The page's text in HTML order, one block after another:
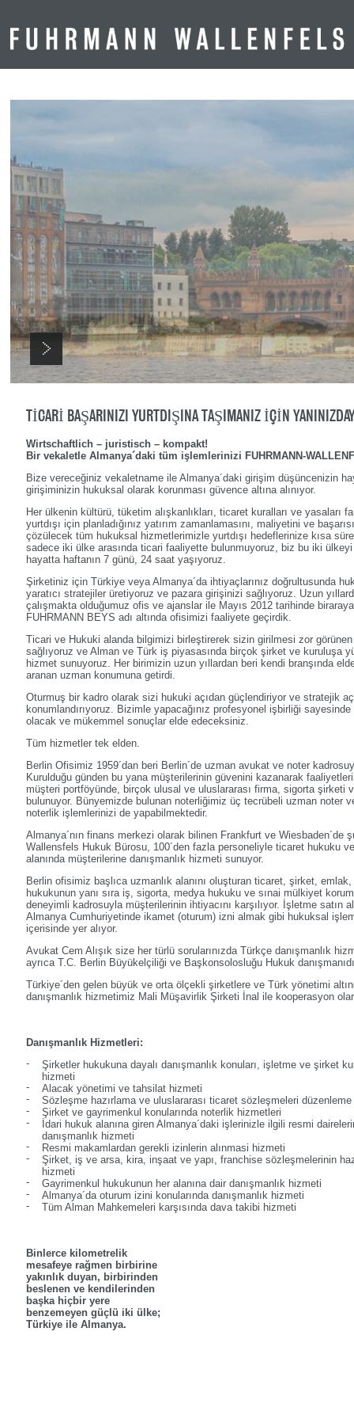
TICARI BAŞARINIZI YURTDIŞINA TAŞIMANIZ IÇIN
Wirtschaftlich – juristisch – kompakt!
Bir vekaletle Almanya´daki tüm işlemlerinizi FUHRMANN-
Bize vereceğiniz vekaletname ile Almanya´daki girişim düşüncenizin
girişiminizin hukuksal olarak korunması güvence altına alınıyor.
Her ülkenin kültürü, tüketim alışkanlıkları, ticaret kuralları ve yasaları
yurtdışı için planladığınız yatırım zamanlamasını, maliyetini ve
çözülecek tüm hukuksal hizmetlerimizle yurtdışı hedeflerinize kısa
sadece iki ülke arasında ticari faaliyette bulunmuyoruz, biz bu iki
hayatta haftanın 7 günü, 24 saat yaşıyoruz.
Şirketiniz için Türkiye veya Almanya´da ihtiyaçlarınız doğrultusunda
yaratıcı stratejiler üretiyoruz ve pazara girişinizi sağlıyoruz. Uzun
çalışmakta olduğumuz ofis ve ajanslar ile Mayıs 2012 tarihinde
FUHRMANN BEYS adı altında ofisimizi faaliyete geçirdik.
Ticari ve Hukuki alanda bilgimizi birleştirerek sizin girilmesi zor
sağlıyoruz ve Alman ve Türk iş piyasasında birçok şirket ve kuruluşa
hizmet sunuyoruz. Her birimizin uzun yıllardan beri kendi branşında
aranan uzman konumuna getirdi.
Oturmuş bir kadro olarak sizi hukuki açıdan güçlendiriyor ve stratejik
konumlandırıyoruz. Bizimle yapacağınız profesyonel işbirliği sayesinde
olacak ve mükemmel sonuçlar elde edeceksiniz.
Tüm hizmetler tek elden.
Berlin Ofisimiz 1959´dan beri Berlin´de uzman avukat ve noter
Kurulduğu günden bu yana müşterilerinin güvenini kazanarak
müşteri portföyünde, birçok ulusal ve uluslararası firma, sigorta şirketi
bulunuyor. Bünyemizde bulunan noterliğimiz üç tecrübeli uzman noter
noterlik işlemlerinizi de yapabilmektedir.
Almanya´nın finans merkezi olarak bilinen Frankfurt ve Wiesbaden´de
Wallensfels Hukuk Bürosu, 100´den fazla personeliyle ticaret hukuku
alanında müşterilerine danışmanlık hizmeti sunuyor.
Berlin ofisimiz başlıca uzmanlık alanını oluşturan ticaret, şirket,
hukukunun yanı sıra iş, sigorta, medya hukuku ve sınai mülkiyet
deneyimli kadrosuyla müşterilerinin ihtiyacını karşılıyor. İşletme satın
Almanya Cumhuriyetinde ikamet (oturum) izni almak gibi hukuksal
içerisinde yer alıyor.
Avukat Cem Alışık size her türlü sorularınızda Türkçe danışmanlık
ayrıca T.C. Berlin Büyükelçiliği ve Başkonsolosluğu Hukuk
Türkiye´den gelen büyük ve orta ölçekli şirketlere ve Türk yönetimi
danışmanlık hizmetimiz Mali Müşavirlik Şirketi İnal ile kooperasyon
Danışmanlık Hizmetleri:
Şirketler hukukuna dayalı danışmanlık konuları, işletme ve şirket
hizmeti
Alacak yönetimi ve tahsilat hizmeti
Sözleşme hazırlama ve uluslararası ticaret sözleşmeleri
Şirket ve gayrimenkul konularında noterlik hizmetleri
İdari hukuk alanına giren Almanya´daki işlerinizle ilgili resmi
danışmanlık hizmeti
Resmi makamlardan gerekli izinlerin alınmasi hizmeti
Şirket, iş ve arsa, kira, inşaat ve yapı, franchise sözleşmelerinin
hizmeti
Gayrimenkul hukukunun her alanına dair danışmanlık hizmeti
Almanya´da oturum izini konularında danışmanlık hizmeti
Tüm Alman Mahkemeleri karşısında dava takibi hizmeti
Binlerce kilometrelik
mesafeye rağmen birbirine
yakınlık duyan, birbirinden
beslenen ve kendilerinden
başka hiçbir yere
benzemeyen güçlü iki ülke;
Türkiye ile Almanya.